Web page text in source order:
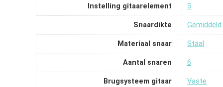
Instelling gitaarelement ‎S
Snaardikte ‎Gemiddeld
Materiaal snaar ‎Staal
Aantal snaren ‎6
Brugsysteem gitaar ‎Vaste